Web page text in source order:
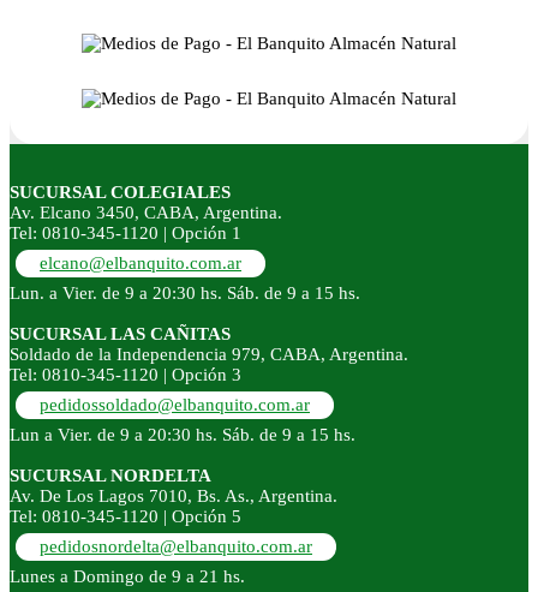
SUCURSAL COLEGIALES
Av. Elcano 3450, CABA, Argentina.
Tel: 0810-345-1120 | Opción 1
elcano@elbanquito.com.ar
Lun. a Vier. de 9 a 20:30 hs. Sáb. de 9 a 15 hs.
SUCURSAL LAS CAÑITAS
Soldado de la Independencia 979, CABA, Argentina.
Tel: 0810-345-1120 | Opción 3
pedidossoldado@elbanquito.com.ar
Lun a Vier. de 9 a 20:30 hs. Sáb. de 9 a 15 hs.
SUCURSAL NORDELTA
Av. De Los Lagos 7010, Bs. As., Argentina.
Tel: 0810-345-1120 | Opción 5
pedidosnordelta@elbanquito.com.ar
Lunes a Domingo de 9 a 21 hs.